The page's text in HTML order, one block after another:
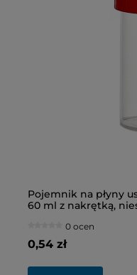
Pojemnik na płyny
60 ml z nakrętką,
0 ocen
0,54 zł